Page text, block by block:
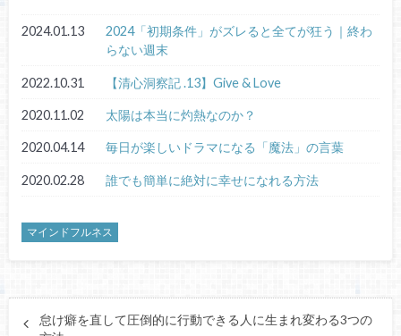
2024.01.13
2024「初期条件」がズレると全てが狂う｜終わ
らない週末
2022.10.31 【清心洞察記 .13】Give & Love
2020.11.02 太陽は本当に灼熱なのか？
2020.04.14 毎日が楽しいドラマになる「魔法」の言葉
2020.02.28 誰でも簡単に絶対に幸せになれる方法
マインドフルネス
怠け癖を直して圧倒的に行動できる人に生まれ変わる3つの